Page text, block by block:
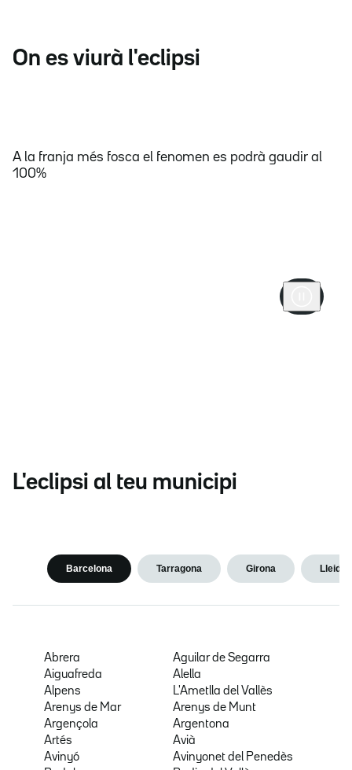
On es viurà l'eclipsi
A la franja més fosca el fenomen es podrà gaudir al
100%
L'eclipsi al teu municipi
Barcelona Tarragona Girona Lleida
Abrera
Aguilar de Segarra
Aiguafreda
Alella
Alpens
L'Ametlla del Vallès
Arenys de Mar
Arenys de Munt
Argençola
Argentona
Artés
Avià
Avinyó
Avinyonet del Penedès